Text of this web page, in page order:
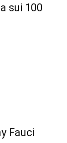
sui 100
Fauci